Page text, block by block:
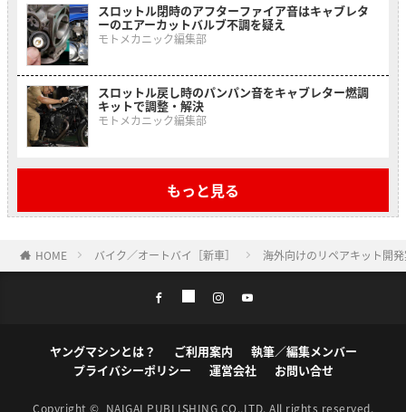
スロットル閉時のアフターファイア音はキャブレタ
ーのエアーカットバルブ不調を疑え
モトメカニック編集部
スロットル戻し時のパンパン音をキャブレター燃調
キットで調整・解決
モトメカニック編集部
もっと見る
HOME バイク／オートバイ［新車］ 海外向けのリペアキット開
ヤングマシンとは？ ご利用案内
執筆／編集メンバー
プライバシーポリシー
運営会社 お問い合せ
Copyright © NAIGAI PUBLISHING CO.,LTD. All rights reserved.